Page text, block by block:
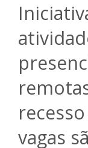
vagas